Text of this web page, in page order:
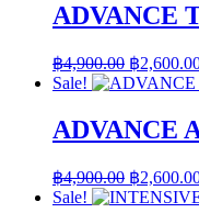
ADVANCE
฿4,900.00 Original
price
฿4,900.00.
฿
Sale!
ADVANCE
฿4,900.00 Original
price
฿
Sale!